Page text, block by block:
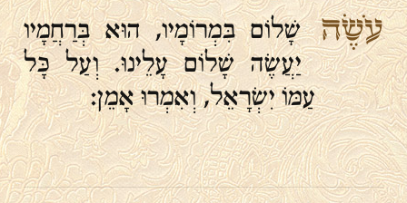
עֹשֶׂהשָׁלוֹם בִּמְרוֹמָיו, הוּא בְּרַחֲמָיו
יַעֲשֶׂה שָׁלוֹם עָלֵינוּ. וְעַל כָּל
עַמּוֹ יִשְׂרָאֵל, וְאִמְרוּ אָמֵן: